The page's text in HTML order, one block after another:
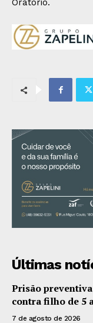
Oratório.
Últimas
Prisão
contra filho de 5
7 de agosto de 2026